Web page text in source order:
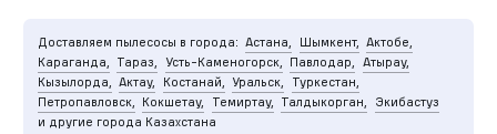
Доставляем пылесосы в города: Астана, Шымкент, Актобе,
Караганда,
Тараз, Усть-Каменогорск, Павлодар,
Атырау,
Кызылорда,
Актау, Костанай, Уральск,
Туркестан,
Петропавловск,
Кокшетау, Темиртау, Талдыкорган,
Экибастуз
и другие города Казахстана